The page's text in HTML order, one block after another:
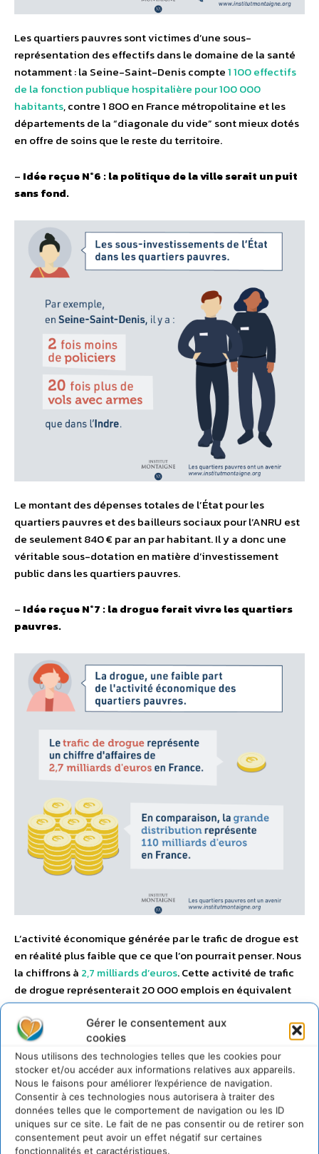
Gérer le consentement aux
cookies
Nous utilisons des technologies telles que les cookies pour
stocker et/ou accéder aux informations relatives aux appareils.
Nous le faisons pour améliorer l’expérience de navigation.
Consentir à ces technologies nous autorisera à traiter des
données telles que le comportement de navigation ou les ID
uniques sur ce site. Le fait de ne pas consentir ou de retirer son
consentement peut avoir un effet négatif sur certaines
fonctionnalités et caractéristiques.
Les quartiers pauvres sont victimes d’une sous-
représentation des effectifs dans le domaine de la santé
notamment : la Seine-Saint-Denis compte1 100 effectifs
de la fonction publique hospitalière pour 100 000
habitants, contre 1 800 en France métropolitaine et les
départements de la “diagonale du vide” sont mieux dotés
en offre de soins que le reste du territoire.
– Idée reçue N°6 : la politique de la ville serait un puit
sans fond.
Le montant des dépenses totales de l’État pour les
quartiers pauvres et des bailleurs sociaux pour l’ANRU est
de seulement 840 € par an par habitant. Il y a donc une
véritable sous-dotation en matière d’investissement
public dans les quartiers pauvres.
– Idée reçue N°7 : la drogue ferait vivre les quartiers
pauvres.
L’activité économique générée par le trafic de drogue est
en réalité plus faible que ce que l’on pourrait penser. Nous
la chiffrons à 2,7 milliards d’euros. Cette activité de trafic
de drogue représenterait 20 000 emplois en équivalent
temps plein. En clair, la drogue ne fait pas vivre les
quartiers pauvres.
–Idée reçue N°8 : il n’y aurait pas de discrimination à
l’embauche, c’est un phénomène marginal.